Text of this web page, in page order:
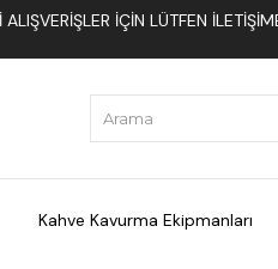
İÇIN LÜTFEN
Kahve Kavurma Ekipmanları